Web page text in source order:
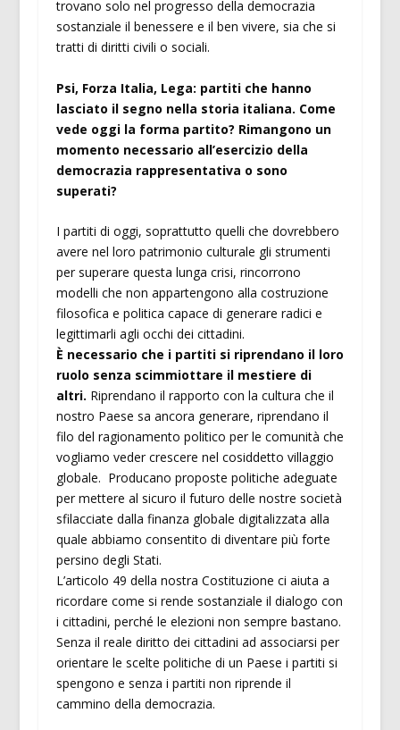
trovano solo nel progresso della democrazia
sostanziale il benessere e il ben vivere, sia che si
tratti di diritti civili o sociali.
Psi, Forza Italia, Lega: partiti che hanno
lasciato il segno nella storia italiana. Come
vede oggi la forma partito? Rimangono un
momento necessario all’esercizio della
democrazia rappresentativa o sono
superati?
I partiti di oggi, soprattutto quelli che dovrebbero
avere nel loro patrimonio culturale gli strumenti
per superare questa lunga crisi, rincorrono
modelli che non appartengono alla costruzione
filosofica e politica capace di generare radici e
legittimarli agli occhi dei cittadini.
È necessario che i partiti si riprendano il loro
ruolo senza scimmiottare il mestiere di
altri. Riprendano il rapporto con la cultura che il
nostro Paese sa ancora generare, riprendano il
filo del ragionamento politico per le comunità che
vogliamo veder crescere nel cosiddetto villaggio
globale. Producano proposte politiche adeguate
per mettere al sicuro il futuro delle nostre società
sfilacciate dalla finanza globale digitalizzata alla
quale abbiamo consentito di diventare più forte
persino degli Stati.
L’articolo 49 della nostra Costituzione ci aiuta a
ricordare come si rende sostanziale il dialogo con
i cittadini, perché le elezioni non sempre bastano.
Senza il reale diritto dei cittadini ad associarsi per
orientare le scelte politiche di un Paese i partiti si
spengono e senza i partiti non riprende il
cammino della democrazia.